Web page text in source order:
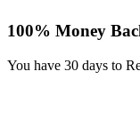
100% Money
You have 30 days to